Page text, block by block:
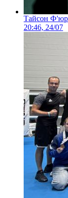
Тайсон
20:46, 24/07